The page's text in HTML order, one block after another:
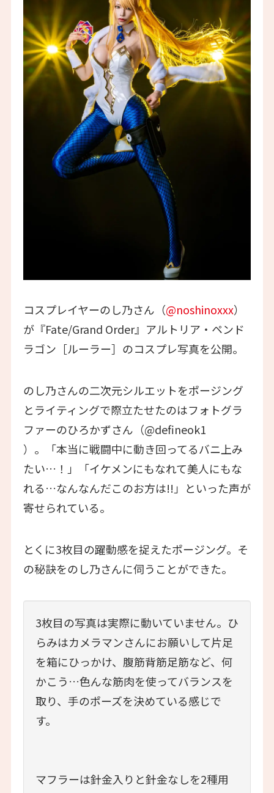
コスプレイヤーのし乃さん（@noshinoxxx）
が『Fate/Grand Order』アルトリア・ペンド
ラゴン［ルーラー］のコスプレ写真を公開。
のし乃さんの二次元シルエットをポージング
とライティングで際立たせたのはフォトグラ
ファーのひろかずさん（@defineok1
）。「本当に戦闘中に動き回ってるバニ上み
たい…！」「イケメンにもなれて美人にもな
れる…なんなんだこのお方は!!」といった声が
寄せられている。
とくに3枚目の躍動感を捉えたポージング。そ
の秘訣をのし乃さんに伺うことができた。
3枚目の写真は実際に動いていません。ひ
らみはカメラマンさんにお願いして片足
を箱にひっかけ、腹筋背筋足筋など、何
かこう…色んな筋肉を使ってバランスを
取り、手のポーズを決めている感じで
す。
マフラーは針金入りと針金なしを2種用